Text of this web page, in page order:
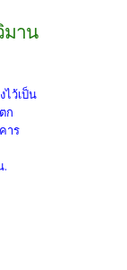
มาน
ไว้เป็น
ก
าร
.